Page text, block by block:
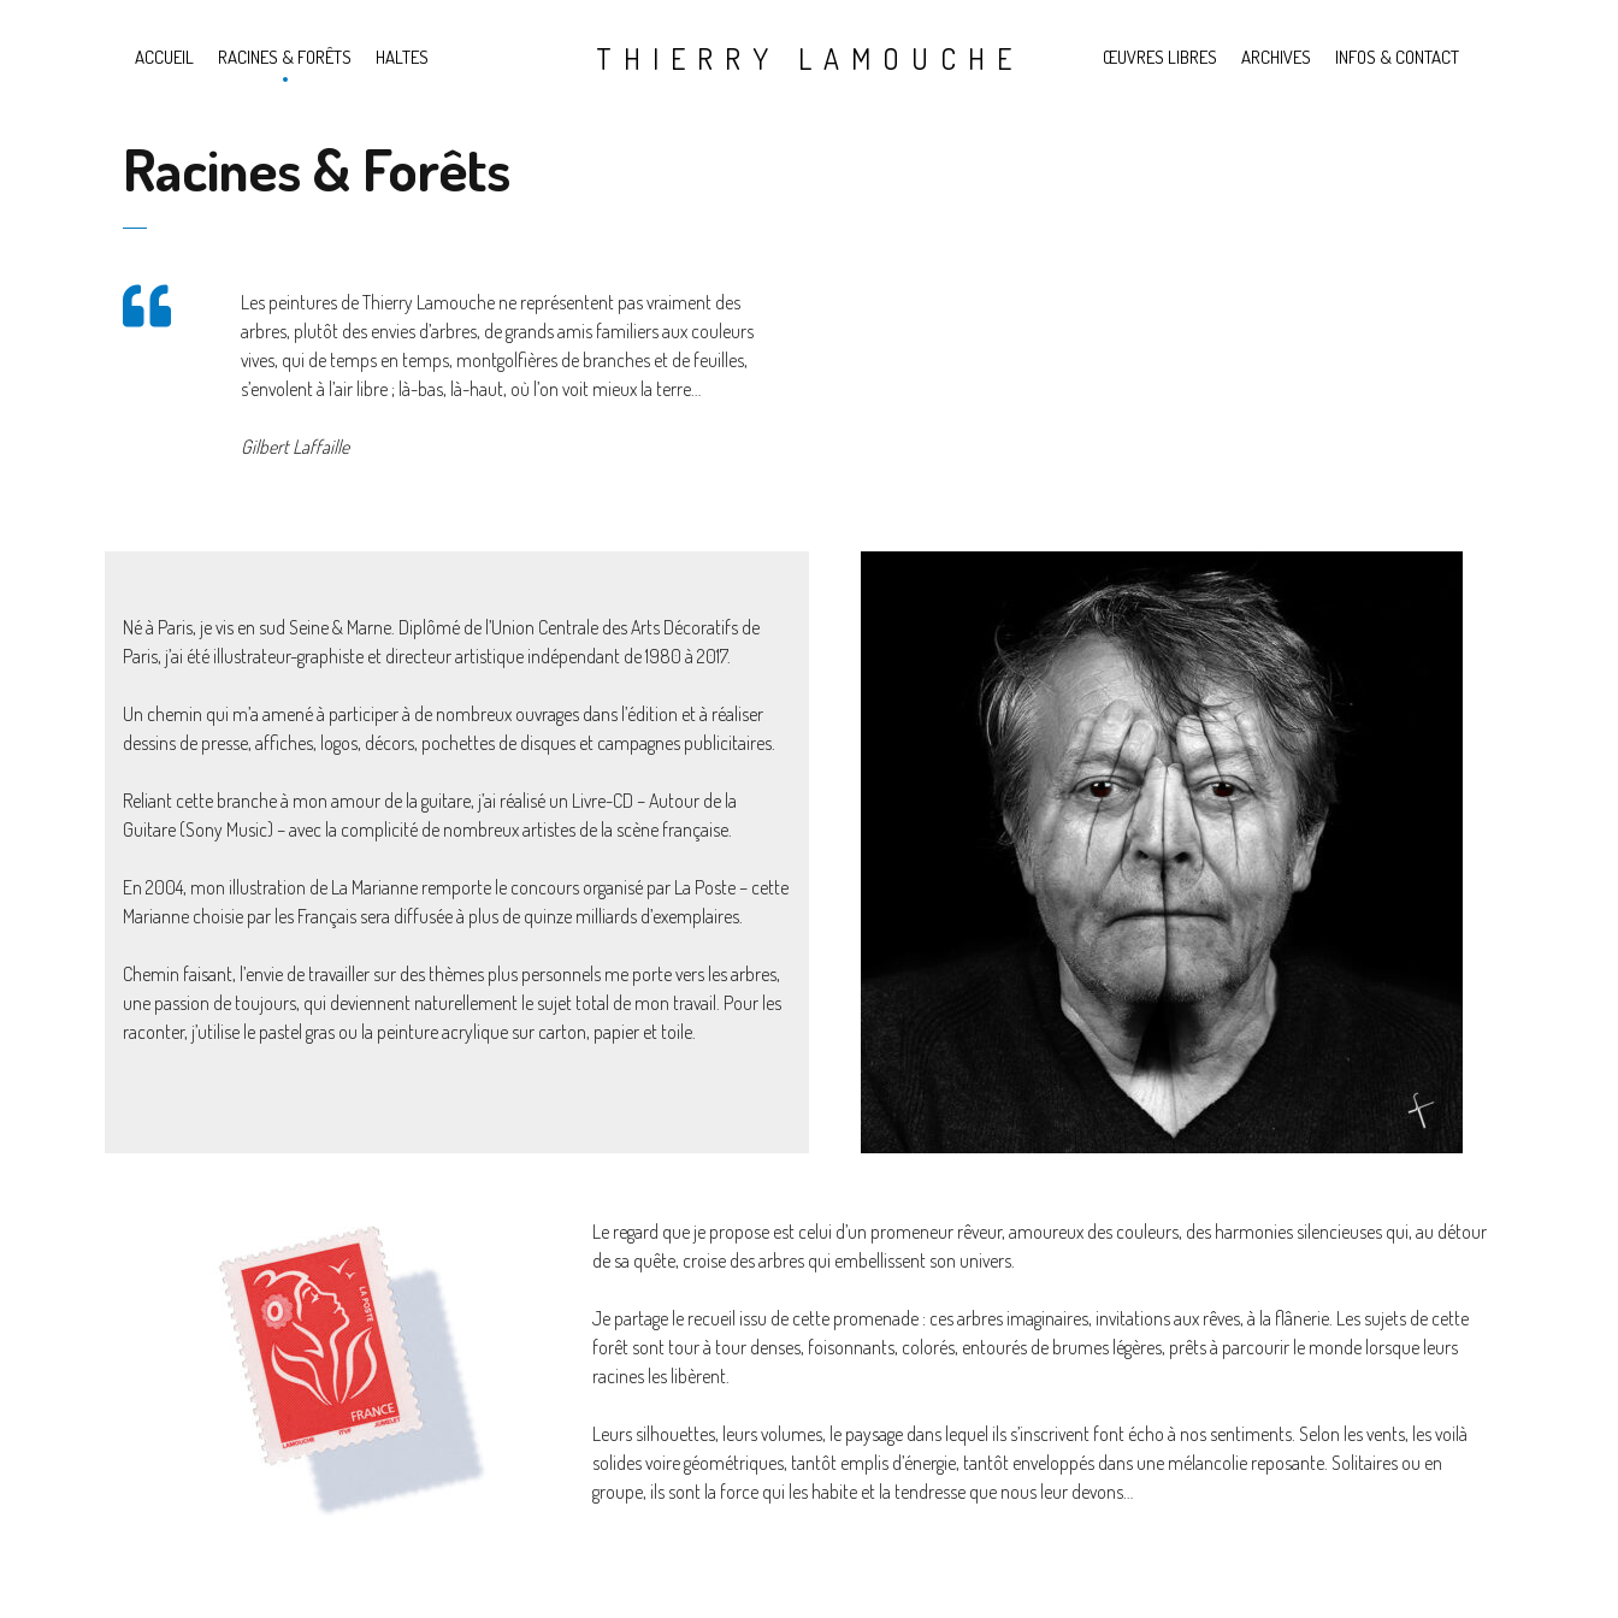
ACCUEIL RACINES & FORÊTS HALTES THIERRY LAMOUCHE ŒUVRES LIBRES ARCHIVES INFOS & CONTACT
Racines & Forêts
Les peintures de Thierry Lamouche ne représentent pas vraiment des
arbres, plutôt des envies d’arbres, de grands amis familiers aux couleurs
vives, qui de temps en temps, montgolfières de branches et de feuilles,
s’envolent à l’air libre ; là-bas, là-haut, où l’on voit mieux la terre…
Gilbert Laffaille
Né à Paris, je vis en sud Seine & Marne. Diplômé de l’Union Centrale des Arts Décoratifs de
Paris, j’ai été illustrateur-graphiste et directeur artistique indépendant de 1980 à 2017.
Un chemin qui m’a amené à participer à de nombreux ouvrages dans l’édition et à réaliser
dessins de presse, affiches, logos, décors, pochettes de disques et campagnes publicitaires.
Reliant cette branche à mon amour de la guitare, j’ai réalisé un Livre-CD – Autour de la
Guitare (Sony Music) – avec la complicité de nombreux artistes de la scène française.
En 2004, mon illustration de La Marianne remporte le concours organisé par La Poste – cette
Marianne choisie par les Français sera diffusée à plus de quinze milliards d’exemplaires.
Chemin faisant, l’envie de travailler sur des thèmes plus personnels me porte vers les arbres,
une passion de toujours, qui deviennent naturellement le sujet total de mon travail. Pour les
raconter, j’utilise le pastel gras ou la peinture acrylique sur carton, papier et toile.
Le regard que je propose est celui d’un promeneur rêveur, amoureux des couleurs, des harmonies silencieuses qui, au détour
de sa quête, croise des arbres qui embellissent son univers.
Je partage le recueil issu de cette promenade : ces arbres imaginaires, invitations aux rêves, à la flânerie. Les sujets de cette
forêt sont tour à tour denses, foisonnants, colorés, entourés de brumes légères, prêts à parcourir le monde lorsque leurs
racines les libèrent.
Leurs silhouettes, leurs volumes, le paysage dans lequel ils s’inscrivent font écho à nos sentiments. Selon les vents, les voilà
solides voire géométriques, tantôt emplis d’énergie, tantôt enveloppés dans une mélancolie reposante. Solitaires ou en
groupe, ils sont la force qui les habite et la tendresse que nous leur devons…